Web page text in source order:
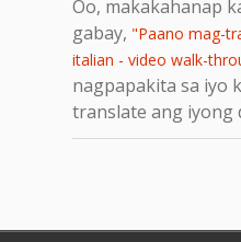
Oo, makakahanap
gabay, "Paano mag-
italian - video walk-
nagpapakita sa iyo
translate ang iyong